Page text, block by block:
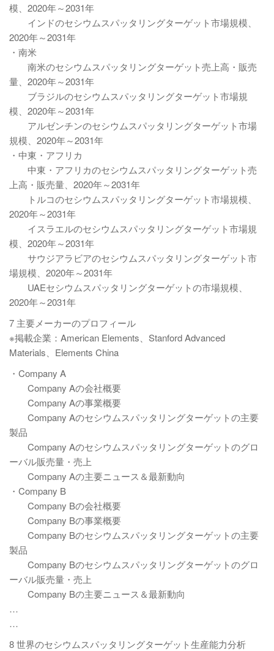
模、2020年～2031年
インドのセシウムスパッタリングターゲット市場規模、
2020年～2031年
・南米
南米のセシウムスパッタリングターゲット売上高・販売
量、2020年～2031年
ブラジルのセシウムスパッタリングターゲット市場規
模、2020年～2031年
アルゼンチンのセシウムスパッタリングターゲット市場
規模、2020年～2031年
・中東・アフリカ
中東・アフリカのセシウムスパッタリングターゲット売
上高・販売量、2020年～2031年
トルコのセシウムスパッタリングターゲット市場規模、
2020年～2031年
イスラエルのセシウムスパッタリングターゲット市場規
模、2020年～2031年
サウジアラビアのセシウムスパッタリングターゲット市
場規模、2020年～2031年
UAEセシウムスパッタリングターゲットの市場規模、
2020年～2031年
7 主要メーカーのプロフィール
※掲載企業：American Elements、Stanford Advanced
Materials、Elements China
・Company A
Company Aの会社概要
Company Aの事業概要
Company Aのセシウムスパッタリングターゲットの主要
製品
Company Aのセシウムスパッタリングターゲットのグロ
ーバル販売量・売上
Company Aの主要ニュース＆最新動向
・Company B
Company Bの会社概要
Company Bの事業概要
Company Bのセシウムスパッタリングターゲットの主要
製品
Company Bのセシウムスパッタリングターゲットのグロ
ーバル販売量・売上
Company Bの主要ニュース＆最新動向
…
…
8 世界のセシウムスパッタリングターゲット生産能力分析